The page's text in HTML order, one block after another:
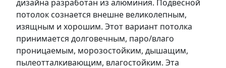
дизайна разработан из алюминия. Подвесной
потолок сознается внешне великолепным,
изящным и хорошим. Этот вариант потолка
принимается долговечным, паро/влаго
проницаемым, морозостойким, дышащим,
пылеотталкивающим, влагостойким. Эта